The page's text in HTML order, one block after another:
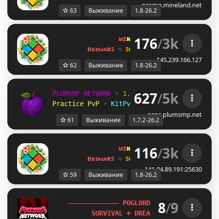
promo.mineland.net
63 Выживание 1.8-26.2
ᴍɪɴᴇ ʟᴀɴᴅ ɴᴇᴛᴡᴏʀᴋ ☀
ʙᴇᴅᴡᴀʀꜱ ⇆ ꜱᴜʀᴠɪᴠᴀʟ ꜱᴍᴘ ⇆ ꜱᴋʏʙʟᴏᴄᴋ
176/3k
145.239.166.127
62 Выживание 1.8-26.2
PLUMSMP NETWORK • 1.7.2 ➜ 26.2
Practice PvP
• KitPvP • Lifesteal
627/5k
gens.plumsmp.net
61 Выживание 1.7.2-26.2
ᴍɪɴᴇ ʟᴀ ɴᴅ ɴᴇᴛᴡᴏʀᴋ ☀
ʙᴇᴅᴡᴀʀꜱ ⇆ ꜱᴜʀᴠɪᴠᴀʟ ꜱᴍᴘ ⇆ ꜱᴋʏʙʟᴏᴄᴋ
116/3k
141.94.89.191:25630
59 Выживание 1.8-26.2
POGL ORD NE T [ 1.9-1.19
SURVIVAL + DREA MP + N
8/9